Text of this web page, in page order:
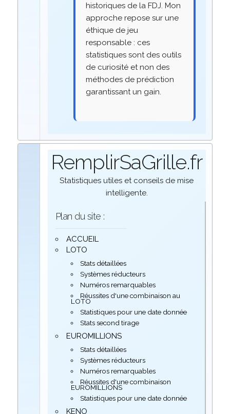
historiques de la FDJ. Mon
approche repose sur une
éthique de jeu
responsable : ces
statistiques sont des outils
de curiosité et non des
méthodes de prédiction
garantissant un gain.
RemplirSaGrille.fr
Statistiques utiles et conseils de mise
intelligente.
Plan du site :
ACCUEIL
LOTO
Stats détaillées
Systèmes réducteurs
Numéros remarquables
Réussites d'une combinaison au
LOTO
Statistiques pour une date donnée
Stats second tirage
EUROMILLIONS
Stats détaillées
Systèmes réducteurs
Numéros remarquables
Réussites d'une combinaison
EUROMILLIONS
Statistiques pour une date donnée
KENO